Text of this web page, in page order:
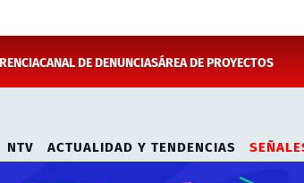
CANAL DE DENUNCIASÁREA DE PROYECTOS
NTV ACTUALIDAD Y TENDENCIAS